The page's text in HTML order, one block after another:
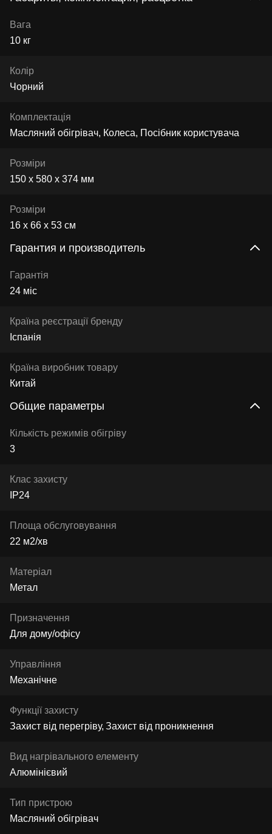
Вага
10 кг
Колір
Чорний
Комплектація
Масляний обігрівач, Колеса, Посібник користувача
Розміри
150 х 580 х 374 мм
Розміри
16 x 66 x 53 см
Гарантия и производитель
Гарантія
24 міс
Країна реєстрації бренду
Іспанія
Країна виробник товару
Китай
Общие параметры
Кількість режимів обігріву
3
Клас захисту
IP24
Площа обслуговування
22 м2/хв
Матеріал
Метал
Призначення
Для дому/офісу
Управління
Механічне
Функції захисту
Захист від перегріву Захист від проникнення
Вид нагрівального елементу
Алюмінієвий
Тип пристрою
Масляний обігрівач